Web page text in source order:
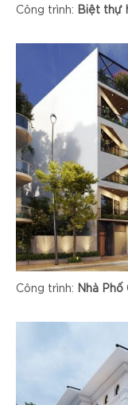
Công trình: Biệt thự
Công trình: Nhà